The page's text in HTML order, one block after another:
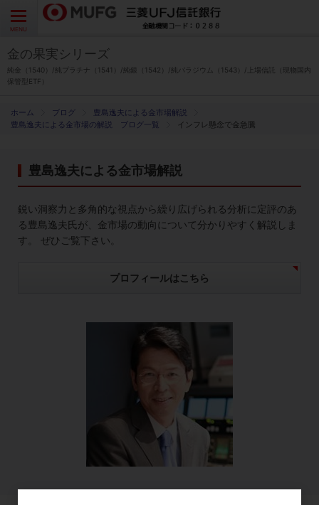
CLOSE
MENU
ブログ
豊島逸夫による金市場解説
豊島逸夫による金市場の解説 ブログ一覧
インフレ懸念で金急騰
豊島逸夫による金市場解説
鋭い洞察力と多角的な視点から繰り広げられる分析に定評のあ
る豊島逸夫氏が、金市場の動向について分かりやすく解説しま
す。 ぜひご覧下さい。
プロフィールはこちら
金の果実シリーズ
純金（1540）/純プラチナ（1541）/純銀（1542）/純パラジウム（1543）/上場信託（現物国内
保管型ETF）
金の果実シリーズとは
特徴とメリット
各種お手続き
ブログ
よくあるご質問 お問い合わせ